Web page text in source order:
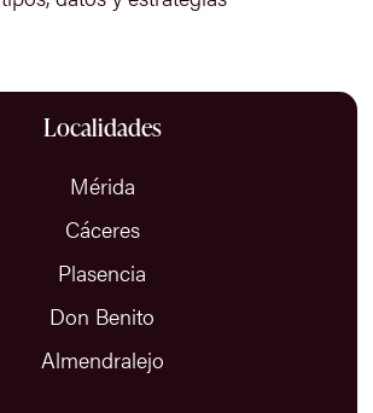
Localidades
Mérida
Cáceres
Plasencia
Don Benito
Almendralejo